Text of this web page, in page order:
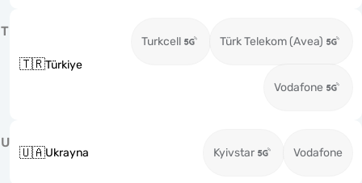
T
🇹🇷Türkiye
Turkcell Türk Telekom (Avea)
Vodafone
U
🇺🇦Ukrayna Kyivstar Vodafone